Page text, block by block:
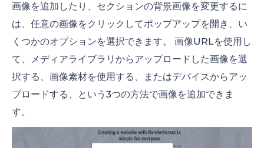
画像を追加したり、セクションの背景画像を変更するに
は、任意の画像をクリックしてポップアップを開き、い
くつかのオプションを選択できます。 画像URLを使用し
て、メディアライブラリからアップロードした画像を選
択する、画像素材を使用する、またはデバイスからアッ
プロードする、という3つの方法で画像を追加できま
す。